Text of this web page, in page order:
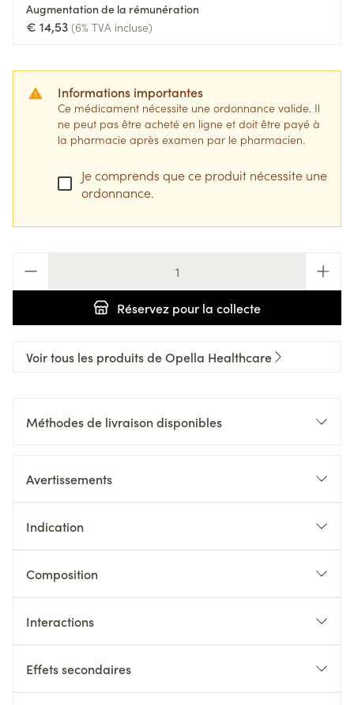
Augmentation de la rémunération
€ 14,53 (6% TVA incluse)
Informations importantes
Ce médicament nécessite une ordonnance valide. Il
ne peut pas être acheté en ligne et doit être payé à
la pharmacie après examen par le pharmacien.
Je comprends que ce produit nécessite une
ordonnance.
Réservez pour la collecte
Voir tous les produits de Opella Healthcare
Méthodes de livraison disponibles
Avertissements
Indication
Composition
Interactions
Effets secondaires